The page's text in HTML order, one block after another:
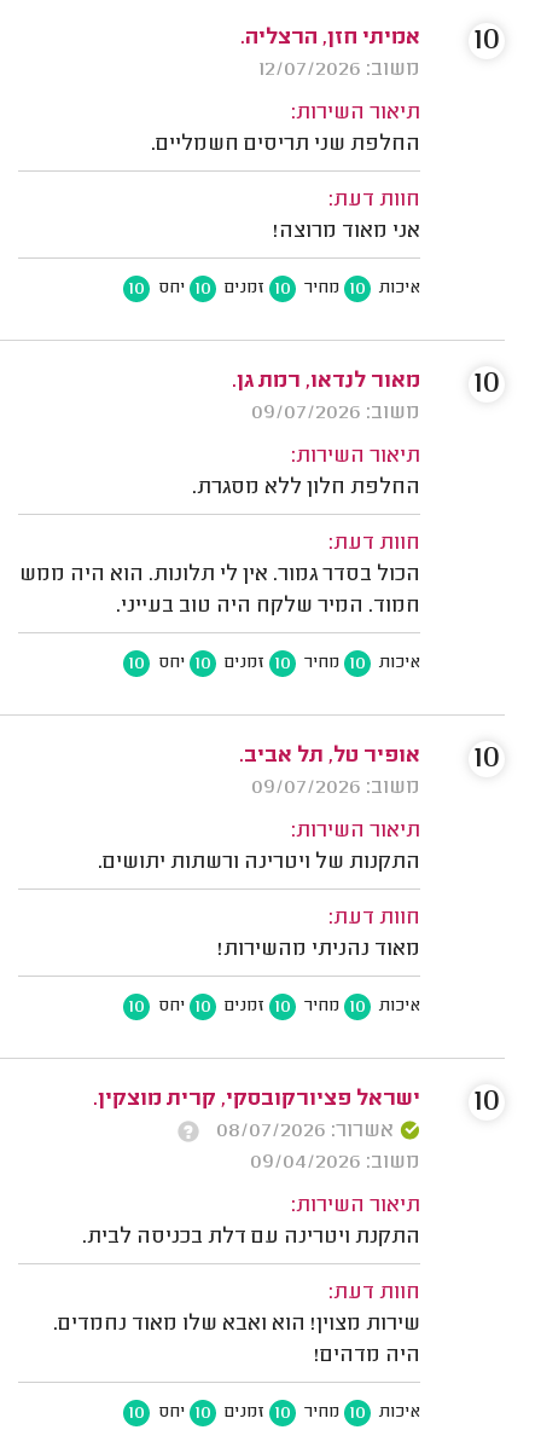
אמיתי חזן, הרצליה.
משוב: 12/07/2026
תיאור השירות:
החלפת שני תריסים חשמליים.
חוות דעת:
אני מאוד מרוצה!
איכות 10 מחיר 10 זמנים 10 יחס 10
10
מאור לנדאו, רמת גן.
משוב: 09/07/2026
תיאור השירות:
החלפת חלון ללא מסגרת.
חוות דעת:
הכול בסדר גמור. אין לי תלונות. הוא היה ממש
חמוד. המיר שלקח היה טוב בעייני.
איכות 10 מחיר 10 זמנים 10 יחס 10
10
אופיר טל, תל אביב.
משוב: 09/07/2026
תיאור השירות:
התקנות של ויטרינה ורשתות יתושים.
חוות דעת:
מאוד נהניתי מהשירות!
איכות 10 מחיר 10 זמנים 10 יחס 10
10
ישראל פציורקובסקי, קרית מוצקין.
אשרור: 08/07/2026
משוב: 09/04/2026
תיאור השירות:
התקנת ויטרינה עם דלת בכניסה לבית.
חוות דעת:
שירות מצוין! הוא ואבא שלו מאוד נחמדים.
היה מדהים!
איכות 10 מחיר 10 זמנים 10 יחס 10
10